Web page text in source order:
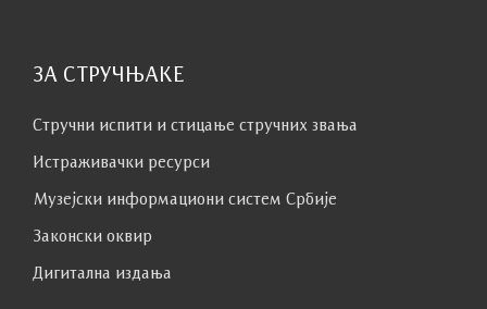
ЗА СТРУЧЊАКЕ
Стручни испити и стицање стручних звања
Истраживачки ресурси
Музејски информациони систем Србије
Законски оквир
Дигитална издања